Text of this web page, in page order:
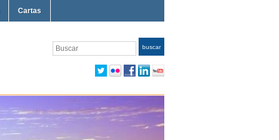
Cartas
Buscar buscar